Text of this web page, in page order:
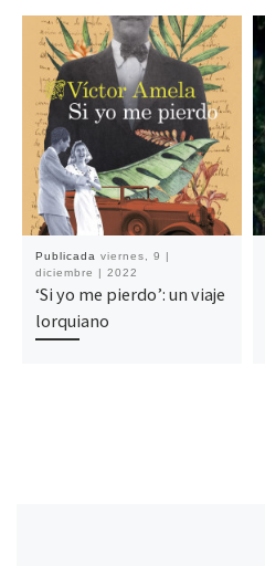
Publicada viernes, 9 |
diciembre | 2022
‘Si yo me pierdo’: un viaje
lorquiano